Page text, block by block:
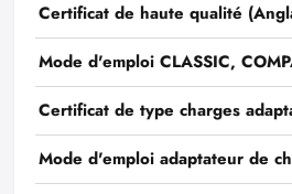
Certificat de haute qualité
Mode d'emploi CLASSIC,
Certificat de type charges
Mode d'emploi adaptateur de